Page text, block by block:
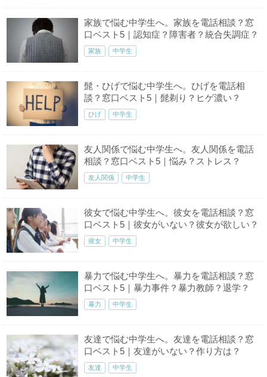
家族で悩む中学生へ。家族を電話相談？窓
口ベスト5｜認知症？障害者？統合失調症？
家族 中学生
髭・ひげで悩む中学生へ。ひげを電話相
談？窓口ベスト5｜髭剃り？ヒゲ濃い？
ひげ 中学生
友人関係で悩む中学生へ。友人関係を電話
相談？窓口ベスト5｜悩み？ストレス？
友人関係 中学生
彼女で悩む中学生へ。彼女を電話相談？窓
口ベスト5｜彼女がいない？彼女が欲しい？
彼女 中学生
暴力で悩む中学生へ。暴力を電話相談？窓
口ベスト5｜暴力事件？暴力教師？退学？
暴力 中学生
友達で悩む中学生へ。友達を電話相談？窓
口ベスト5｜友達がいない？作り方は？
友達 中学生